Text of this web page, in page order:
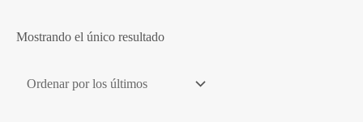
Mostrando el único resultado